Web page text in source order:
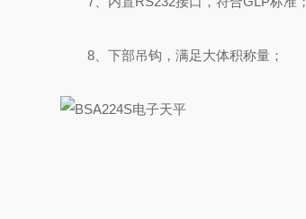
8、下部吊钩，满足大体积称量；